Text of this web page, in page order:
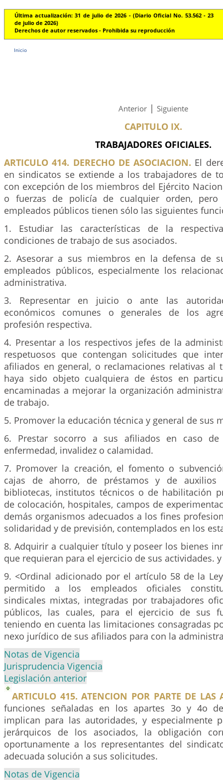
Última actualización: 31 de julio de 2026 - (Diario Oficial No. 53.562 - 23
de julio de 2026)
Derechos de autor reservados - Prohibida su reproducción
Inicio
Anterior | Siguiente
CAPITULO IX.
TRABAJADORES OFICIALES.
ARTICULO 414. DERECHO DE ASOCIACION. El
en sindicatos se extiende a los trabajadores de
con excepción de los miembros del Ejército
o fuerzas de policía de cualquier orden,
empleados públicos tienen sólo las siguientes
1. Estudiar las características de la
condiciones de trabajo de sus asociados.
2. Asesorar a sus miembros en la defensa de
empleados públicos, especialmente los
administrativa.
3. Representar en juicio o ante las
económicos comunes o generales de los
profesión respectiva.
4. Presentar a los respectivos jefes de la
respetuosos que contengan solicitudes que
afiliados en general, o reclamaciones relativas al
haya sido objeto cualquiera de éstos en
encaminadas a mejorar la organización
de trabajo.
5. Promover la educación técnica y general de sus
6. Prestar socorro a sus afiliados en caso de
enfermedad, invalidez o calamidad.
7. Promover la creación, el fomento o
cajas de ahorro, de préstamos y de auxilios
bibliotecas, institutos técnicos o de habilitación
de colocación, hospitales, campos de
demás organismos adecuados a los fines
solidaridad y de previsión, contemplados en los
8. Adquirir a cualquier título y poseer los bienes
que requieran para el ejercicio de sus actividades. y
9. <Ordinal adicionado por el artículo 58 de la
permitido a los empleados oficiales
sindicales mixtas, integradas por trabajadores
públicos, las cuales, para el ejercicio de sus
teniendo en cuenta las limitaciones consagradas
nexo jurídico de sus afiliados para con la
Notas de Vigencia
Jurisprudencia Vigencia
Legislación anterior
ARTICULO 415. ATENCION POR PARTE DE LAS
funciones señaladas en los apartes 3o y 4o
implican para las autoridades, y especialmente
jerárquicos de los asociados, la obligación
oportunamente a los representantes del
adecuada solución a sus solicitudes.
Notas de Vigencia